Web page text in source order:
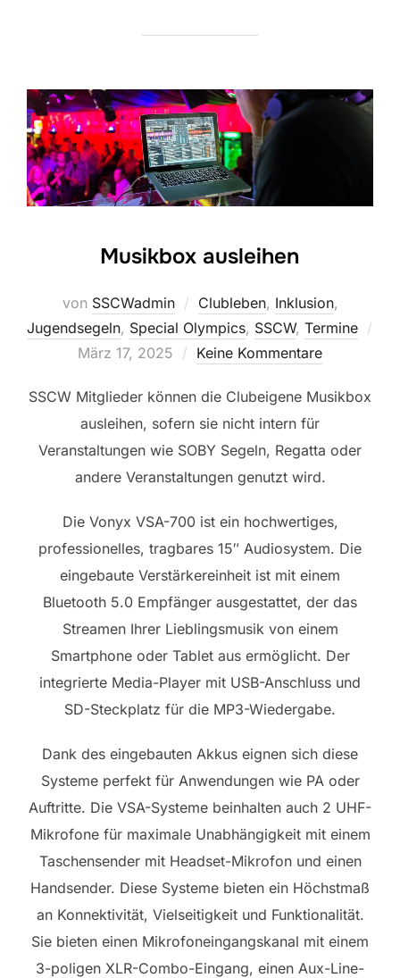
Musikbox ausleihen
von SSCWadmin Clubleben, Inklusion,
Jugendsegeln, Special Olympics, SSCW, Termine
Veröffentlicht
März 17, 2025 Keine Kommentare
SSCW Mitglieder können die Clubeigene Musikbox
ausleihen, sofern sie nicht intern für
Veranstaltungen wie SOBY Segeln, Regatta oder
andere Veranstaltungen genutzt wird.
Die Vonyx VSA-700 ist ein hochwertiges,
professionelles, tragbares 15″ Audiosystem. Die
eingebaute Verstärkereinheit ist mit einem
Bluetooth 5.0 Empfänger ausgestattet, der das
Streamen Ihrer Lieblingsmusik von einem
Smartphone oder Tablet aus ermöglicht. Der
integrierte Media-Player mit USB-Anschluss und
SD-Steckplatz für die MP3-Wiedergabe.
Dank des eingebauten Akkus eignen sich diese
Systeme perfekt für Anwendungen wie PA oder
Auftritte. Die VSA-Systeme beinhalten auch 2 UHF-
Mikrofone für maximale Unabhängigkeit mit einem
Taschensender mit Headset-Mikrofon und einen
Handsender. Diese Systeme bieten ein Höchstmaß
an Konnektivität, Vielseitigkeit und Funktionalität.
Sie bieten einen Mikrofoneingangskanal mit einem
3-poligen XLR-Combo-Eingang, einen Aux-Line-